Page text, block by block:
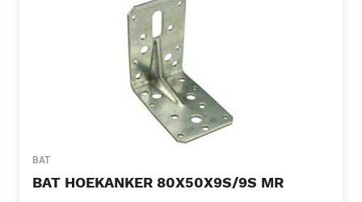
BAT
BAT HOEKANKER 80X50X9S/9S MR